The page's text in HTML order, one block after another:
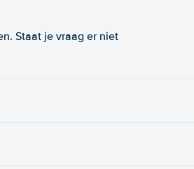
Staat je vraag er niet